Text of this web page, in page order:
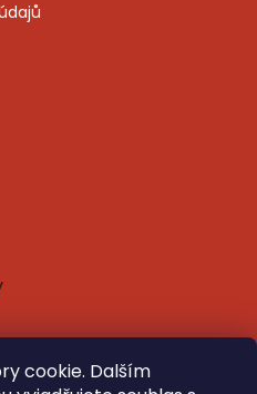
cookie. Dalším